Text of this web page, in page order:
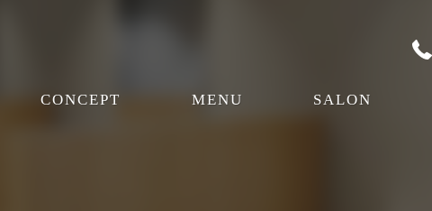
CONCEPT MENU SALON